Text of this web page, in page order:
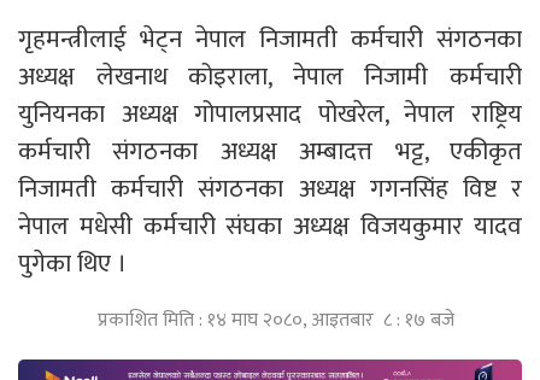
गृहमन्त्रीलाई भेट्न नेपाल निजामती कर्मचारी संगठनका
अध्यक्ष लेखनाथ कोइराला, नेपाल निजामी कर्मचारी
युनियनका अध्यक्ष गोपालप्रसाद पोखरेल, नेपाल राष्ट्रिय
कर्मचारी संगठनका अध्यक्ष अम्बादत्त भट्ट, एकीकृत
निजामती कर्मचारी संगठनका अध्यक्ष गगनसिंह विष्ट र
नेपाल मधेसी कर्मचारी संघका अध्यक्ष विजयकुमार यादव
पुगेका थिए ।
प्रकाशित मिति : १४ माघ २०८०, आइतबार ८ : १७ बजे